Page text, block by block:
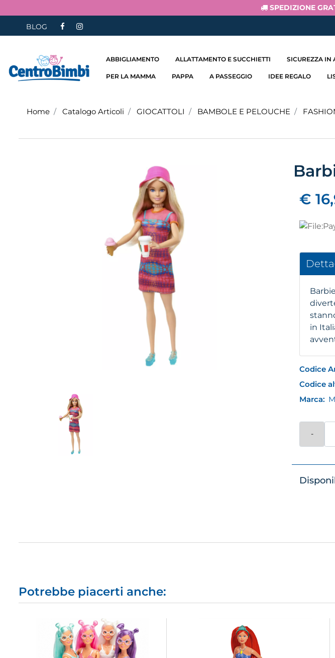
SPEDIZIONE
BLOG
ABBIGLIAMENTO ALLATTAMENTO E SUCCHIETTI SICUREZZA IN
PER LA MAMMA PAPPA A PASSEGGIO IDEE REGALO
Home Catalogo Articoli GIOCATTOLI BAMBOLE E PELOUCHE
€
in
Codice
Codice
Marca:
Potrebbe piacerti anche: